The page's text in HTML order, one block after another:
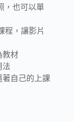
，也可以單
程，讓影片
教材
法
自己的上課